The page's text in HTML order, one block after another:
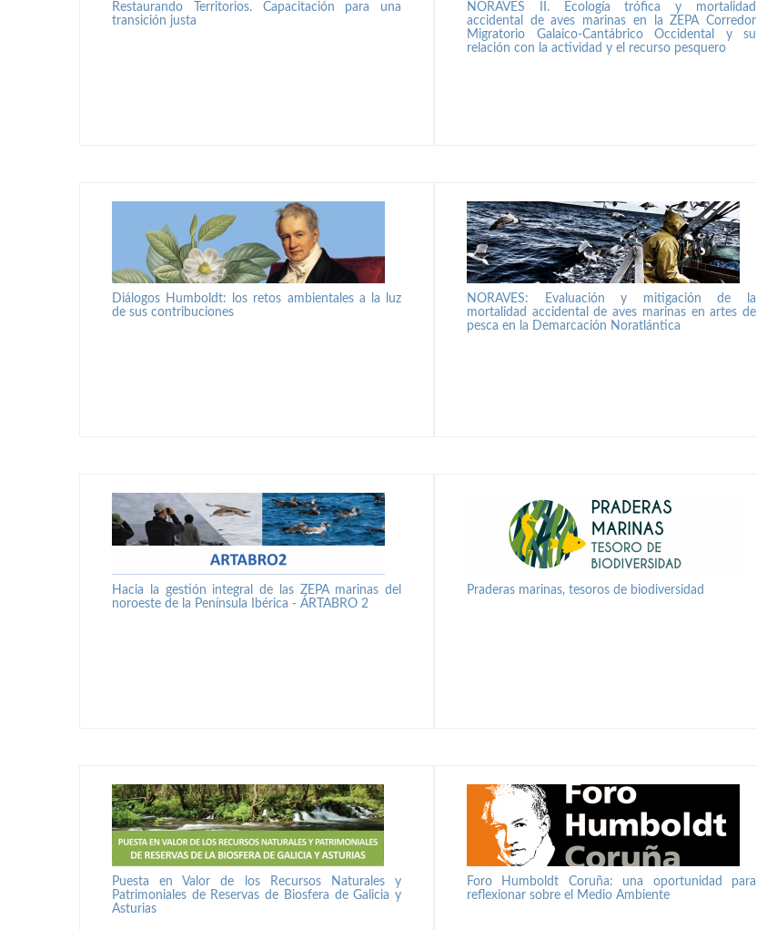
Restaurando Territorios. Capacitación para una
transición justa
NORAVES II. Ecología trófica y mortalidad
accidental de aves marinas en la ZEPA Corredor
Migratorio Galaico-Cantábrico Occidental y su
relación con la actividad y el recurso pesquero
Diálogos Humboldt: los retos ambientales a la luz
de sus contribuciones
NORAVES: Evaluación y mitigación de la
mortalidad accidental de aves marinas en artes de
pesca en la Demarcación Noratlántica
Hacia la gestión integral de las ZEPA marinas del
noroeste de la Península Ibérica - ÁRTABRO 2
Praderas marinas, tesoros de biodiversidad
Puesta en Valor de los Recursos Naturales y
Patrimoniales de Reservas de Biosfera de Galicia y
Asturias
Foro Humboldt Coruña: una oportunidad para
reflexionar sobre el Medio Ambiente